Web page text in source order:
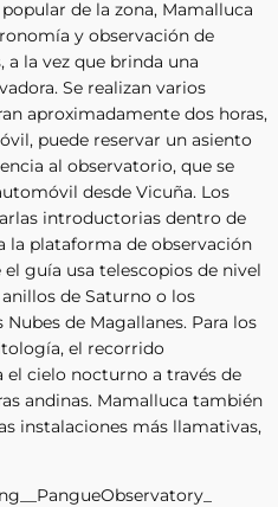
de la zona, Mamalluca
y observación de
a la vez que brinda una
Se realizan varios
aproximadamente dos horas,
puede reservar un asiento
al observatorio, que se
desde Vicuña. Los
introductorias dentro de
la plataforma de observación
guía usa telescopios de nivel
de Saturno o los
de Magallanes. Para los
el recorrido
el cielo nocturno a través de
andinas. Mamalluca también
instalaciones más llamativas,